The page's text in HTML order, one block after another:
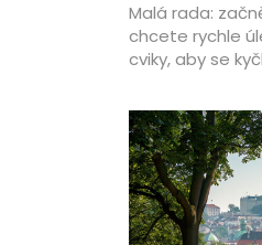
Malá rada:
chcete rychle
cviky, aby se